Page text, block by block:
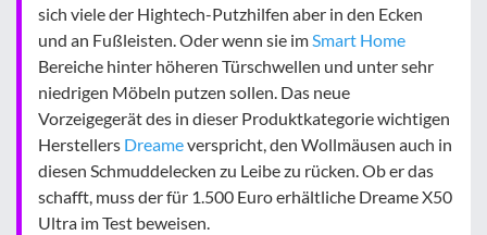
sich viele der Hightech-Putzhilfen aber in den Ecken
und an Fußleisten. Oder wenn sie imSmart Home
Bereiche hinter höheren Türschwellen und unter sehr
niedrigen Möbeln putzen sollen. Das neue
Vorzeigegerät des in dieser Produktkategorie wichtigen
Herstellers Dreameverspricht, den Wollmäusen auch in
diesen Schmuddelecken zu Leibe zu rücken. Ob er das
schafft, muss der für 1.500 Euro erhältliche Dreame X50
Ultra im Test beweisen.